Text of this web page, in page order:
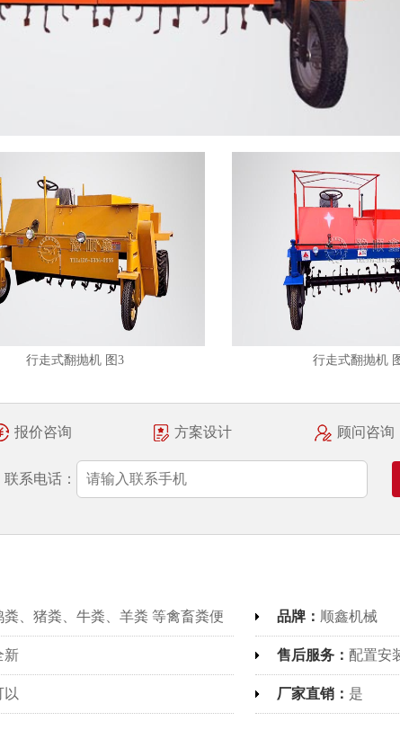
走式翻抛机 图3 行走式翻抛机 图4
报价咨询 方案设计 顾问咨询
联系电话：
粪、猪粪、牛粪、羊粪 等禽畜粪便 品牌： 顺鑫机械
新 售后服务： 配置安
以 厂家直销： 是